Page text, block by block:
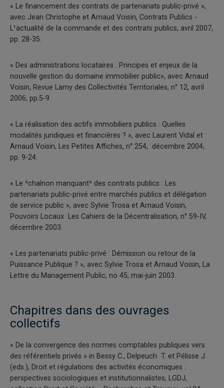
« Le financement des contrats de partenariats public-privé »,
avec Jean Christophe et Arnaud Voisin, Contrats Publics ­
L¹actualité de la commande et des contrats publics, avril 2007,
pp. 28-35.
« Des administrations locataires : Principes et enjeux de la
nouvelle gestion du domaine immobilier public», avec Arnaud
Voisin, Revue Lamy des Collectivités Territoriales, n° 12, avril
2006, pp.5-9.
« La réalisation des actifs immobiliers publics : Quelles
modalités juridiques et financières ? », avec Laurent Vidal et
Arnaud Voisin, Les Petites Affiches, n° 254, décembre 2004,
pp. 9-24.
« Le ³chaînon manquant² des contrats publics : Les
partenariats public-privé entre marchés publics et délégation
de service public », avec Sylvie Trosa et Arnaud Voisin,
Pouvoirs Locaux ­ Les Cahiers de la Décentralisation, n° 59-IV,
décembre 2003.
« Les partenariats public-privé : Démission ou retour de la
Puissance Publique ? », avec Sylvie Trosa et Arnaud Voisin, La
Lettre du Management Public, no 45, mai-juin 2003.
Chapitres dans des ouvrages
collectifs
« De la convergence des normes comptables publiques vers
des référentiels privés » in Bessy C., Delpeuch T. et Pélisse J.
(eds.), Droit et régulations des activités économiques :
perspectives sociologiques et institutionnalistes, LGDJ,